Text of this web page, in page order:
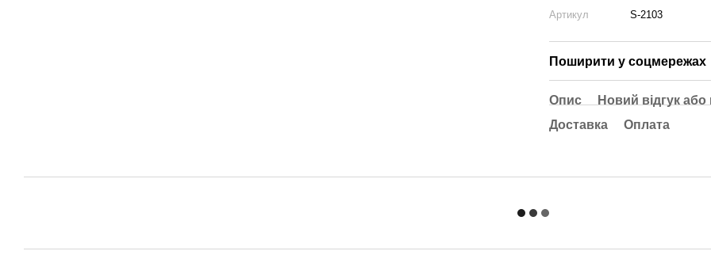
Артикул
S-2103
Поширити у соцмережах
Опис
Новий відгук
Доставка
Оплата